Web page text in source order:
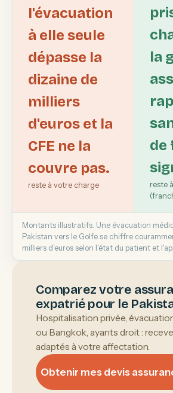
l'évacuation
à elle seule
dépasse la
dizaine de
milliers
d'euros et la
CFE ne la
couvre pas.
reste à votre charge
la
de
reste
Montants illustratifs. Une évacuation
Pakistan vers le Golfe se chiffre
milliers d'euros selon l'état du patient et
Comparez votre
expatrié pour le
Hospitalisation privée,
ou Bangkok, ayants droit :
adaptés à votre affectation.
Obtenir mes devis